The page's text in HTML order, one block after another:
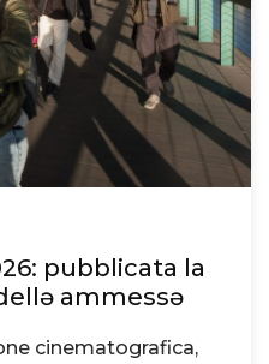
pubblicata la
ammessə
cinematografica,